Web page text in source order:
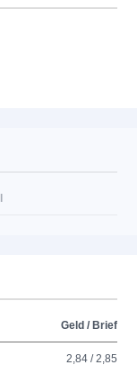
Geld / Brief
2,84 / 2,85